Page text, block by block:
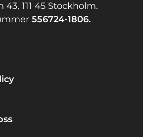
111 45 Stockholm.
556724-1806.